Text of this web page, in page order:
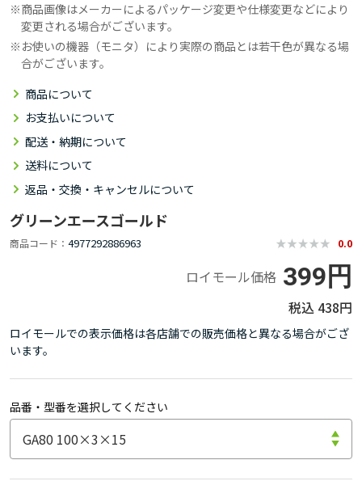
商品画像はメーカーによるパッケージ変更や仕様変更などにより
変更される場合がございます。
お使いの機器（モニタ）により実際の商品とは若干色が異なる場
合がございます。
商品について
お支払いについて
配送・納期について
送料について
返品・交換・キャンセルについて
グリーンエースゴールド
商品コード 4977292886963 0.0
ロイモール価格 399円
438円
ロイモールでの表示価格は各店舗での販売価格と異なる場合がござ
います。
品番・型番を選択してください